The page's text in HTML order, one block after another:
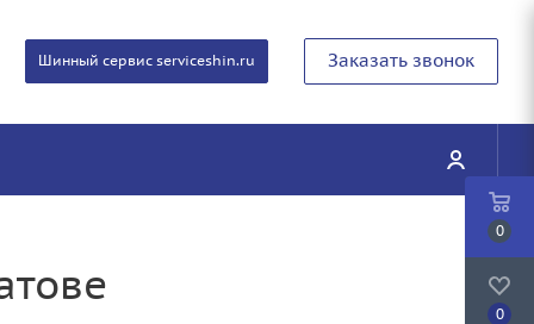
Шинный сервис serviceshin.ru Заказать звонок
0
0